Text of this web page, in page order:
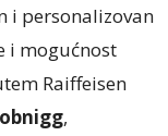
i personalizovan
i mogućnost
Raiffeisen
,